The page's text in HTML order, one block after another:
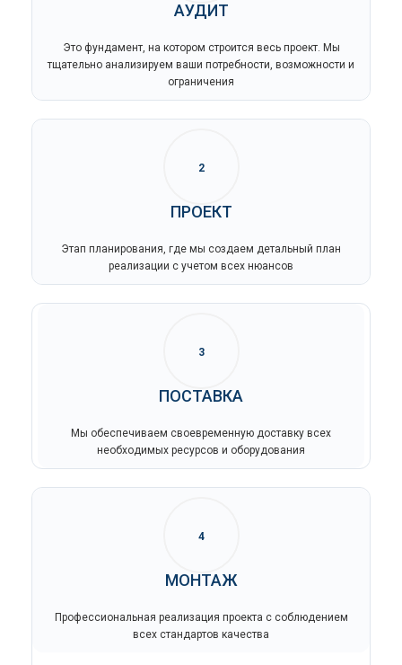
АУДИТ
Это фундамент, на котором строится весь проект. Мы
тщательно анализируем ваши потребности, возможности и
ограничения
2
ПРОЕКТ
Этап планирования, где мы создаем детальный план
реализации с учетом всех нюансов
3
ПОСТАВКА
Мы обеспечиваем своевременную доставку всех
необходимых ресурсов и оборудования
4
МОНТАЖ
Профессиональная реализация проекта с соблюдением
всех стандартов качества